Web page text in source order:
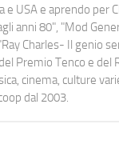
USA e aprendo per
anni 80", "Mod
Charles- Il genio
Premio Tenco e
cinema, culture
dal 2003.